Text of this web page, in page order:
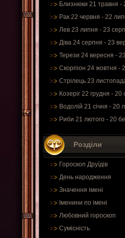
Близнюки 21 травня -
Рак 22 червня - 22
Лев 23 липня - 23
Діва 24 серпня - 23
Терези 24 вересня -
Скорпіон 24 жовтня -
Стрілець 23
Козеріг 22 грудня - 20
Водолій 21 січня - 20
Риби 21 лютого - 20
Розділи
Гороскоп Друїдів
День народження
Значення імені
Іменини по імені
Любовний гороскоп
Сумісність